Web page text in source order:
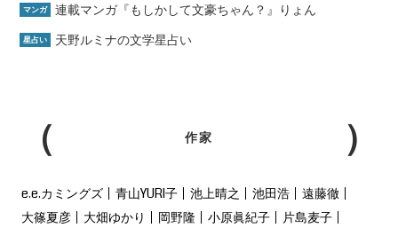
マンガ 連載マンガ『もしかして文豪ちゃん？』りょん
星占い 天野ルミナの文学星占い
作家
e.e.カミングズ 青山YURI子 池上晴之 池田浩
遠藤徹
大篠夏彦
大畑ゆかり 岡野隆 小原眞紀子
片島麦子